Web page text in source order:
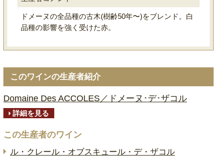
ドメーヌの全品種の古木(樹齢50年〜)をブレンド。白
品種の影響を強く受けた赤。
このワインの生産者紹介
Domaine Des ACCOLES／ドメーヌ･デ･ザコル
詳細を見る
この生産者のワイン
ル・クレール・オブスキュール・デ・ザコル